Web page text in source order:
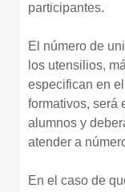
participantes.
El número de
los utensilios,
especifican en
formativos, será
alumnos y
atender a
En el caso de